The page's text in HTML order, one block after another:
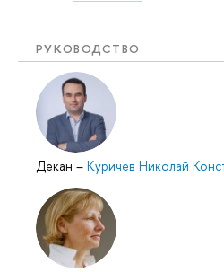
РУКОВОДСТВО
Декан – Куричев Николай